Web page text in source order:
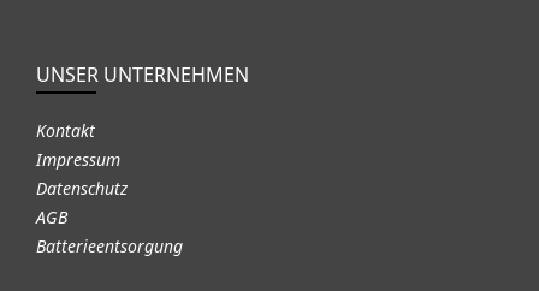
UNSER UNTERNEHMEN
Kontakt
Impressum
Datenschutz
AGB
Batterieentsorgung